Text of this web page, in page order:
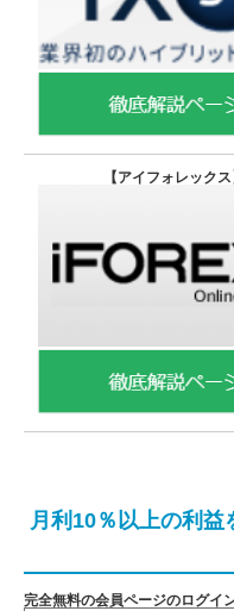
【アイフォレックス
月利10％以上の利益
完全無料の会員ページのログイ